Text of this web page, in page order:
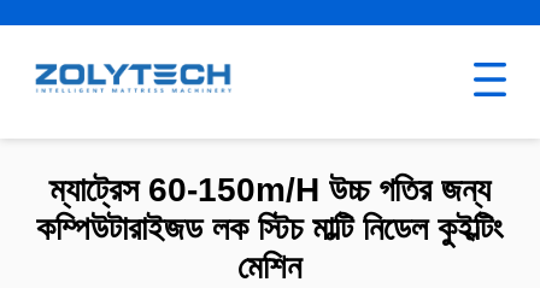
ম্যাট্রেস 60-150m/H উচ্চ গতির জন্য
কম্পিউটারাইজড লক স্টিচ মাল্টি নিডেল কুইল্টিং
মেশিন